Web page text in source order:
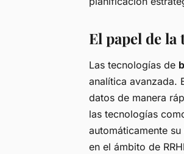
El papel de
Las tecnologías de
analítica avanzada.
datos de manera
las tecnologías
automáticamente
en el ámbito de